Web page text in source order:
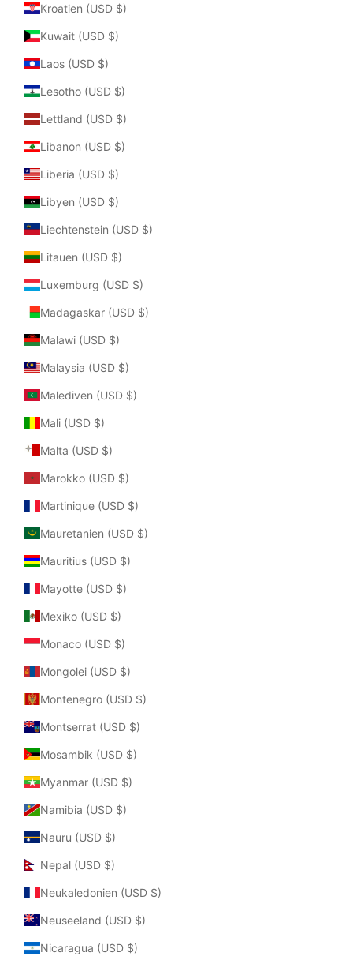
Kroatien (USD $)
Kuwait (USD $)
Laos (USD $)
Lesotho (USD $)
Lettland (USD $)
Libanon (USD $)
Liberia (USD $)
Libyen (USD $)
Liechtenstein (USD $)
Litauen (USD $)
Luxemburg (USD $)
Madagaskar (USD $)
Malawi (USD $)
Malaysia (USD $)
Malediven (USD $)
Mali (USD $)
Malta (USD $)
Marokko (USD $)
Martinique (USD $)
Mauretanien (USD $)
Mauritius (USD $)
Mayotte (USD $)
Mexiko (USD $)
Monaco (USD $)
Mongolei (USD $)
Montenegro (USD $)
Montserrat (USD $)
Mosambik (USD $)
Myanmar (USD $)
Namibia (USD $)
Nauru (USD $)
Nepal (USD $)
Neukaledonien (USD $)
Neuseeland (USD $)
Nicaragua (USD $)